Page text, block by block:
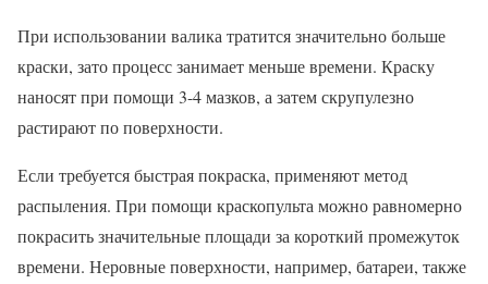
При использовании валика тратится значительно больше
краски, зато процесс занимает меньше времени. Краску
наносят при помощи 3-4 мазков, а затем скрупулезно
растирают по поверхности.
Если требуется быстрая покраска, применяют метод
распыления. При помощи краскопульта можно равномерно
покрасить значительные площади за короткий промежуток
времени. Неровные поверхности, например, батареи, также